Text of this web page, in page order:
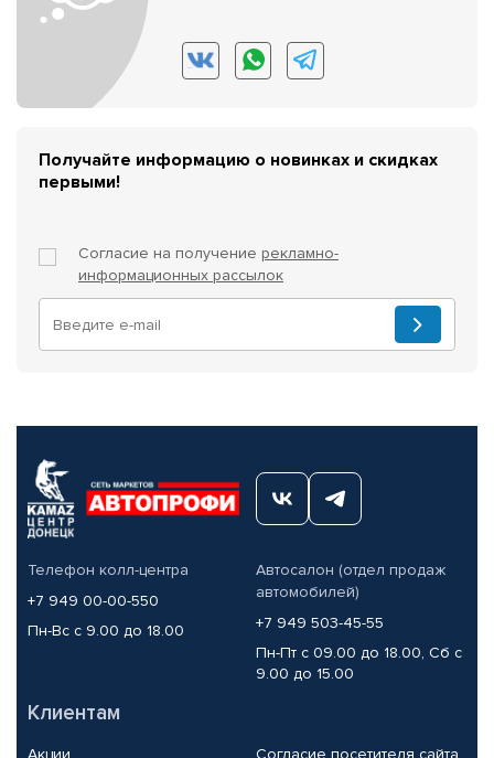
Получайте информацию о новинках и скидках
первыми!
Согласие на получение рекламно-
информационных рассылок
Телефон колл-центра
+7 949 00-00-550
Пн-Вс с 9.00 до 18.00
Автосалон (отдел продаж
автомобилей)
+7 949 503-45-55
Пн-Пт с 09.00 до 18.00, Сб с
9.00 до 15.00
Клиентам
Акции Согласие посетителя сайта